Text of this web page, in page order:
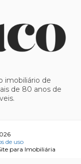
imobiliário de
de 80 anos de
de uso
para Imobiliária